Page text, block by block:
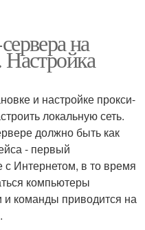
на
и настройке прокси-
локальную сеть.
должно быть как
- первый
с Интернетом, в то время
компьютеры
и команды приводится на